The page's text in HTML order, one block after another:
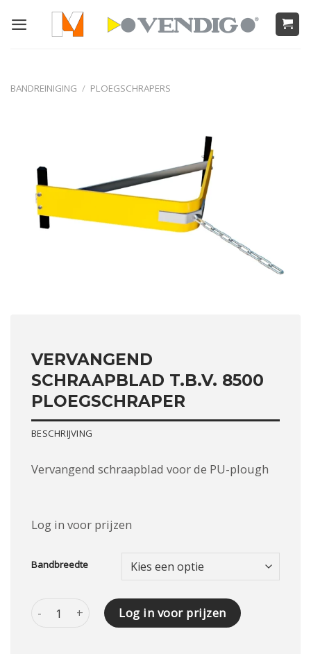
naar
BANDREINIGING / PLOEGSCHRAPERS
VERVANGEND
SCHRAAPBLAD T.B.V. 8500
PLOEGSCHRAPER
BESCHRIJVING
Vervangend schraapblad voor de PU-plough
Log in voor prijzen
Bandbreedte
Vervangend schraapblad t.b.v. 8500 PLOEGSCHRAPER
Log in voor prijzen